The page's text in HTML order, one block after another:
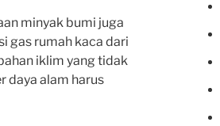
minyak bumi juga
gas rumah kaca dari
iklim yang tidak
daya alam harus